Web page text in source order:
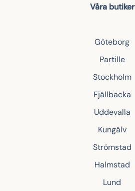
Våra butiker
Göteborg
Partille
Stockholm
Fjällbacka
Uddevalla
Kungälv
Strömstad
Halmstad
Lund